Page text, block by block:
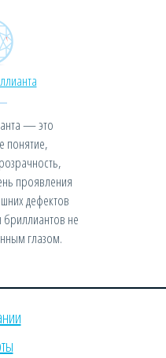
— это
понятие,
проявления
дефектов
не
глазом.